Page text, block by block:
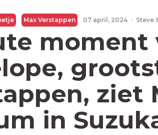
Max Verstappen 07 april, 2024 · Steve
moment
ziet
in